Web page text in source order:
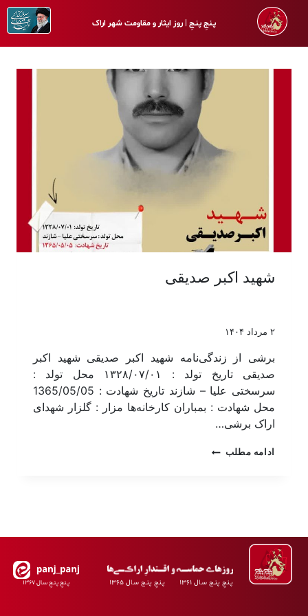
پـنجِ پنـجِ | روز ایثار و مقاومت شهر اراک
شهید اکبر صدیقی
۲ مرداد ۱۴۰۴
برشی از زندگی‌نامه شهید اکبر صدیقی شهید اکبر
صدیقی تاریخ تولد : ۱۳۲۸/۰۷/۰۱ محل تولد :
سرسختی علیا – شازند تاریخ شهادت : 1365/05/05
محل شهادت : بمباران کارخانه‌ها مزار : گلزار شهدای
اراک برشی…
ادامه مطلب
پـنجِ پنـج سـال ۱۳۶۱ پـنجِ پنـج سـال ۱۳۶۵ پـنجِ پنـجِ سـال ۱۳۶۷